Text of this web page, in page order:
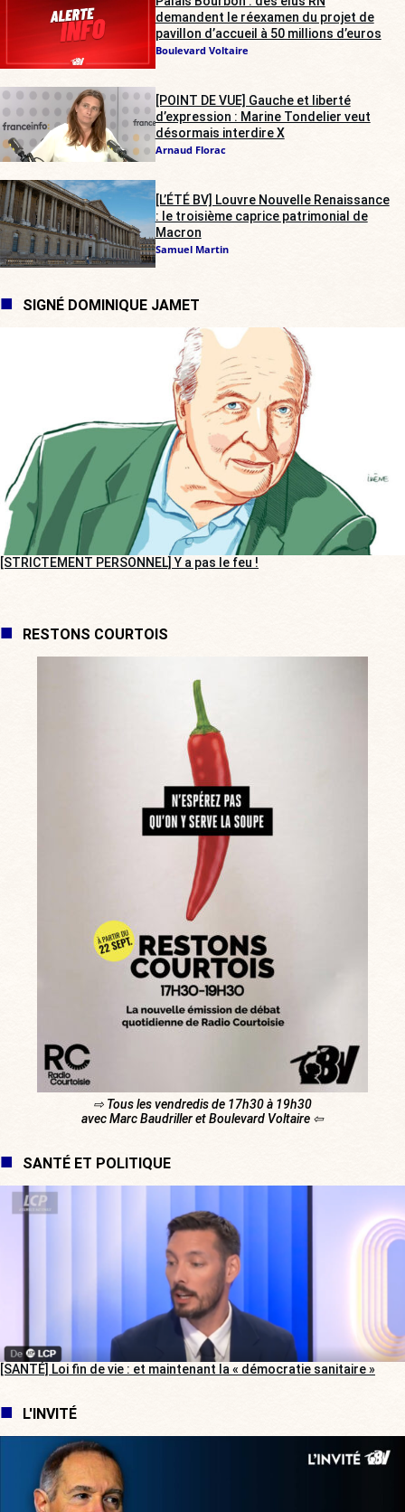
demandent le réexamen du projet de
pavillon d’accueil à 50 millions d’euros
Boulevard Voltaire
[POINT DE VUE] Gauche et liberté
d’expression : Marine Tondelier veut
désormais interdire X
Arnaud Florac
[L’ÉTÉ BV] Louvre Nouvelle Renaissance
: le troisième caprice patrimonial de
Macron
Samuel Martin
SIGNÉ DOMINIQUE JAMET
[STRICTEMENT PERSONNEL] Y a pas le feu !
RESTONS COURTOIS
⇨ Tous les vendredis de 17h30 à 19h30
avec Marc Baudriller et Boulevard Voltaire ⇦
SANTÉ ET POLITIQUE
[SANTÉ] Loi fin de vie : et maintenant la « démocratie sanitaire »
L'INVITÉ